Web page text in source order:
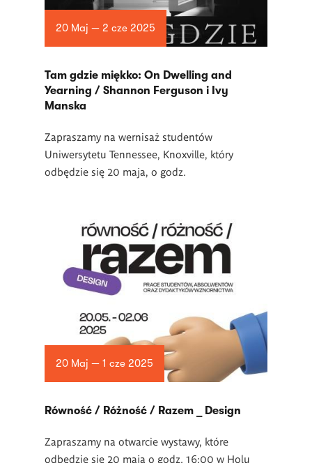
20 Maj — 2 cze 2025
Tam gdzie miękko: On Dwelling and
Yearning / Shannon Ferguson i Ivy
Manska
Zapraszamy na wernisaż studentów
Uniwersytetu Tennessee, Knoxville, który
odbędzie się 20 maja, o godz.
20 Maj — 1 cze 2025
Równość / Różność / Razem _ Design
Zapraszamy na otwarcie wystawy, które
odbędzie się 20 maja o godz. 16:00 w Holu